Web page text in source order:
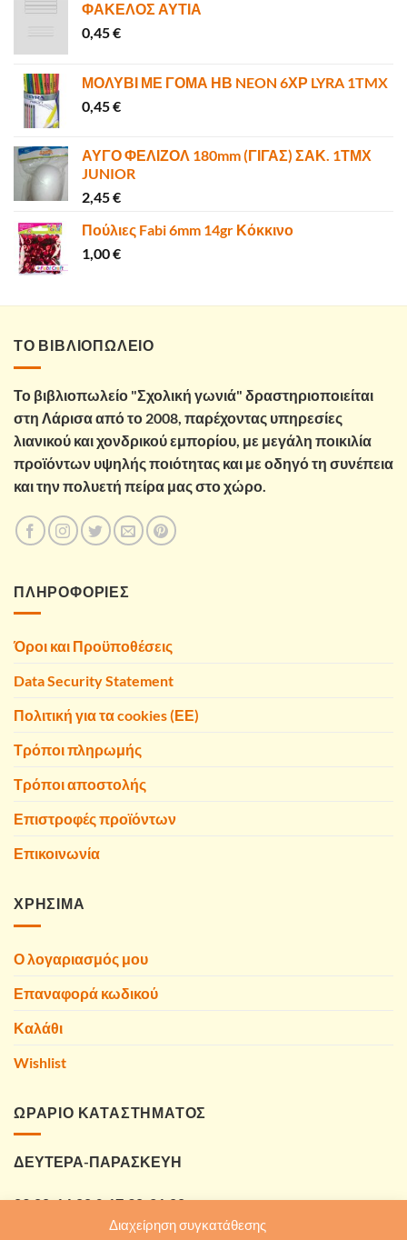
Διαχείρηση συγκατάθεσης
ΦΑΚΕΛΟΣ ΑΥΤΙΑ
0,45€
ΜΟΛΥΒΙ ΜΕ ΓΟΜΑ ΗΒ NEON 6ΧΡ LYRA 1TMX
0,45€
ΑΥΓΟ ΦΕΛΙΖΟΛ 180mm (ΓΙΓΑΣ) ΣΑΚ. 1ΤΜΧ
JUNIOR
2,45€
Πούλιες Fabi 6mm 14gr Κόκκινο
1,00€
ΤΟ ΒΙΒΛΙΟΠΩΛΕΙΟ
Το βιβλιοπωλείο "Σχολική γωνιά" δραστηριοποιείται
στη Λάρισα από το 2008, παρέχοντας υπηρεσίες
λιανικού και χονδρικού εμπορίου, με μεγάλη ποικιλία
προϊόντων υψηλής ποιότητας και με οδηγό τη συνέπεια
και την πολυετή πείρα μας στο χώρο.
ΠΛΗΡΟΦΟΡΙΕΣ
Όροι και Προϋποθέσεις
Data Security Statement
Πολιτική για τα cookies (ΕΕ)
Τρόποι πληρωμής
Τρόποι αποστολής
Επιστροφές προϊόντων
Επικοινωνία
ΧΡΗΣΙΜΑ
Ο λογαριασμός μου
Επαναφορά κωδικού
Καλάθι
Wishlist
ΩΡΑΡΙΟ ΚΑΤΑΣΤΗΜΑΤΟΣ
ΔΕΥΤΕΡΑ-ΠΑΡΑΣΚΕΥΗ
09:00-14:00 & 17:30-21:00